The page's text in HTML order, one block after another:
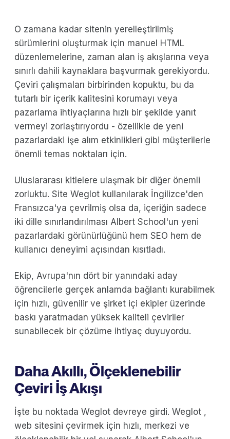
O zamana kadar sitenin yerelleştirilmiş
sürümlerini oluşturmak için manuel HTML
düzenlemelerine, zaman alan iş akışlarına veya
sınırlı dahili kaynaklara başvurmak gerekiyordu.
Çeviri çalışmaları birbirinden kopuktu, bu da
tutarlı bir içerik kalitesini korumayı veya
pazarlama ihtiyaçlarına hızlı bir şekilde yanıt
vermeyi zorlaştırıyordu - özellikle de yeni
pazarlardaki işe alım etkinlikleri gibi müşterilerle
önemli temas noktaları için.
Uluslararası kitlelere ulaşmak bir diğer önemli
zorluktu. Site Weglot kullanılarak İngilizce'den
Fransızca'ya çevrilmiş olsa da, içeriğin sadece
iki dille sınırlandırılması Albert School'un yeni
pazarlardaki görünürlüğünü hem SEO hem de
kullanıcı deneyimi açısından kısıtladı.
Ekip, Avrupa'nın dört bir yanındaki aday
öğrencilerle gerçek anlamda bağlantı kurabilmek
için hızlı, güvenilir ve şirket içi ekipler üzerinde
baskı yaratmadan yüksek kaliteli çeviriler
sunabilecek bir çözüme ihtiyaç duyuyordu.
Daha Akıllı, Ölçeklenebilir
Çeviri İş Akışı
İşte bu noktada Weglot devreye girdi. Weglot ,
web sitesini çevirmek için hızlı, merkezi ve